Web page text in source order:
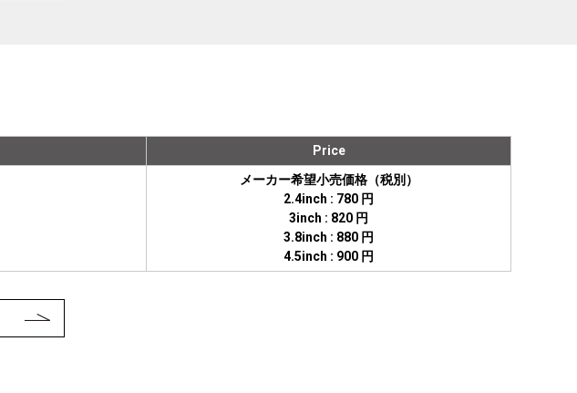
Price
メーカー希望小売価格（税別）
2.4inch : 780 円
3inch : 820 円
3.8inch : 880 円
4.5inch : 900 円